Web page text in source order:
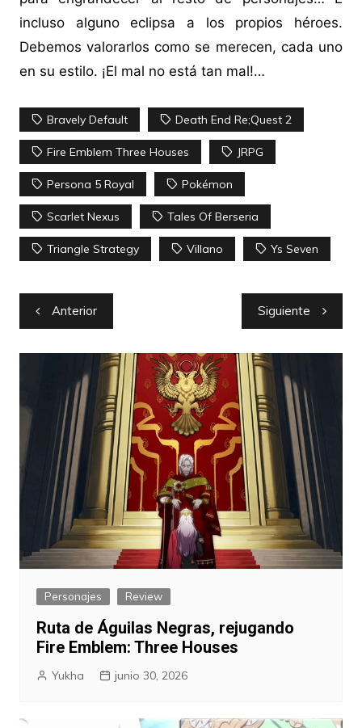
incluso alguno eclipsa a los propios héroes.
Debemos valorarlos como se merecen, cada uno
en su estilo. ¡El mal no está tan mal!…
Bravely Default Death End Re;Quest 2
Fire Emblem Three Houses JRPG
Persona 5 Royal Pokémon
Scarlet Nexus Tales Of Berseria
Triangle Strategy Villano Ys Seven
Navegación
de
entradas
Anterior Siguiente
Personajes Review
Ruta de Águilas Negras, rejugando
Fire Emblem: Three Houses
Yukha junio 30, 2026